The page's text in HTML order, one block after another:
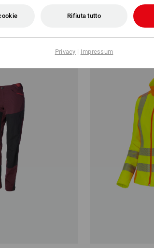
pezzi colori
51,12 €
(IVA incl.) a partire da
Rifiuta tutto
Privacy | Impressum